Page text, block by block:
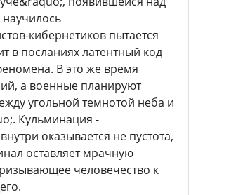
кибернетиков пытается
в посланиях латентный код
В это же время
а военные планируют
угольной темнотой неба и
Кульминация -
оказывается не пустота,
оставляет мрачную
человечество к